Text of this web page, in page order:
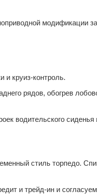
модификации
и круиз-контроль.
рядов, обогрев
водительского сиденья
стиль торпедо.
и трейд-ин и